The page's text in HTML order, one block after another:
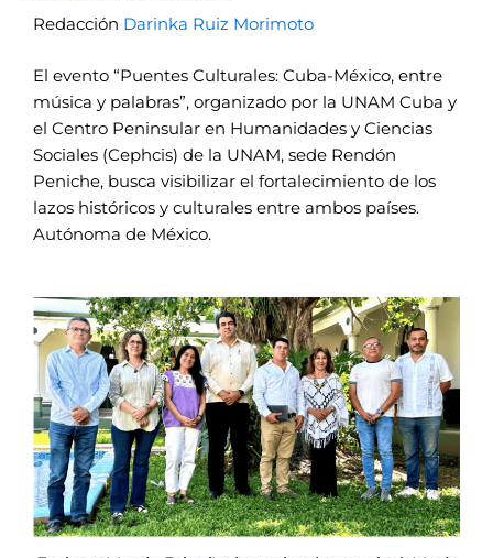
Redacción Darinka Ruiz Morimoto
El evento “Puentes Culturales: Cuba-México, entre
música y palabras”, organizado por la UNAM Cuba y
el Centro Peninsular en Humanidades y Ciencias
Sociales (Cephcis) de la UNAM, sede Rendón
Peniche, busca visibilizar el fortalecimiento de los
lazos históricos y culturales entre ambos países.
Autónoma de México.